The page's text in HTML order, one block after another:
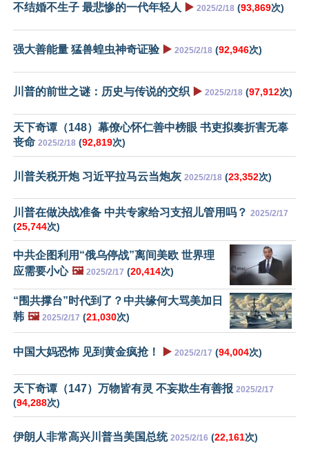
不结婚不生子 最悲惨的一代年轻人 ▶️ 2025/2/18 (93,869次)
强大善能量 猛兽蝗虫神奇证验 ▶️ 2025/2/18 (92,946次)
川普的前世之谜：历史与传说的交织 ▶️ 2025/2/18 (97,912次)
天下奇谭（148）幕僚心怀仁善中榜眼 书吏拟奏折害无辜
丧命 2025/2/18 (92,819次)
川普关税开炮 习近平拉马云当炮灰 2025/2/18 (23,352次)
川普在做决战准备 中共专家给习支招儿管用吗？ 2025/2/17
(25,744次)
中共企图利用“俄乌停战”离间美欧 世界理
应需要小心 🖼️ 2025/2/17 (20,414次)
“围共撑台”时代到了？中共缘何大骂美加日
韩 🖼️ 2025/2/17 (21,030次)
中国大妈恐怖 见到黄金疯抢！ ▶️ 2025/2/17 (94,004次)
天下奇谭（147）万物皆有灵 不妄欺生有善报 2025/2/17
(94,288次)
伊朗人非常高兴川普当美国总统 2025/2/16 (22,161次)